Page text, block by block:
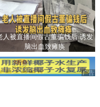
人被直播间假古董骗钱后 诱发
脑出血致瘫痪
广告